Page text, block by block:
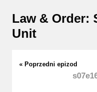
Law & Order:
Unit
« Poprzedni epizod